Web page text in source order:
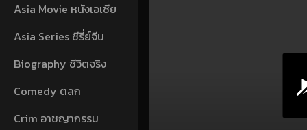
Asia Movie หนังเอเชีย
Asia Series ซีรี่ย์จีน
Biography ชีวิตจริง
Comedy ตลก
Crim อาชญากรรม